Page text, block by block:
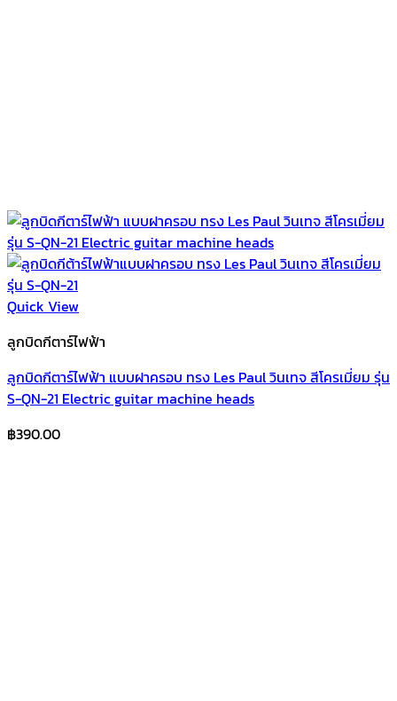
Quick View
ลูกบิดกีตาร์ไฟฟ้า
ลูกบิดกีตาร์ไฟฟ้า แบบฝาครอบ ทรง Les Paul วินเทจ สีโครเมี่ยม รุ่น
S-QN-21 Electric guitar machine heads
฿390.00